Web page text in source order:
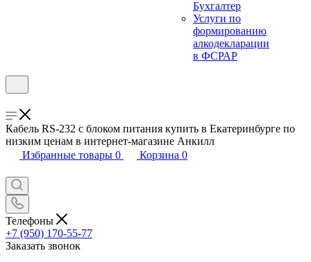
Бухгалтер
Услуги по
формированию
алкодекларации
в ФСРАР
Кабель RS-232 с блоком питания купить в Екатеринбурге по
низким ценам в интернет-магазине Анкилл
Избранные товары 0 Корзина 0
Телефоны
+7 (950) 170-55-77
Заказать звонок